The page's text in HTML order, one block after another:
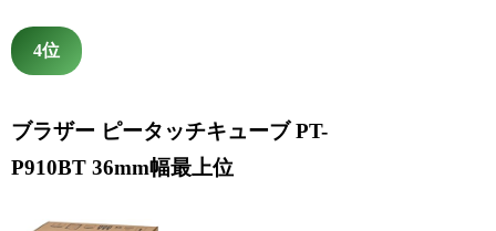
4位
ブラザー ピータッチキューブ PT-
P910BT 36mm幅最上位